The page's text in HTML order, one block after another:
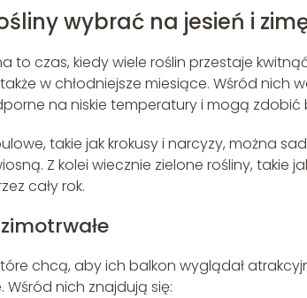
wybrać na jesień i
to czas, kiedy wiele roślin przestaje
w chłodniejsze miesiące. Wśród nich
na niskie temperatury i mogą zdobić
takie jak krokusy i narcyzy, można
Z kolei wiecznie zielone rośliny, takie
cały rok.
chcą, aby ich balkon wyglądał
Wśród nich znajdują się: